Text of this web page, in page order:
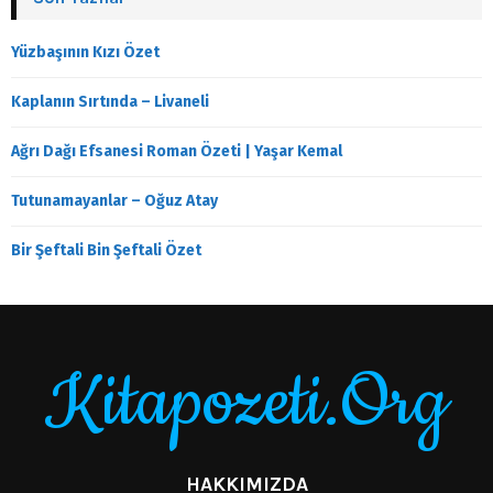
Yüzbaşının Kızı Özet
Kaplanın Sırtında – Livaneli
Ağrı Dağı Efsanesi Roman Özeti | Yaşar Kemal
Tutunamayanlar – Oğuz Atay
Bir Şeftali Bin Şeftali Özet
Kitapozeti.Org
HAKKIMIZDA